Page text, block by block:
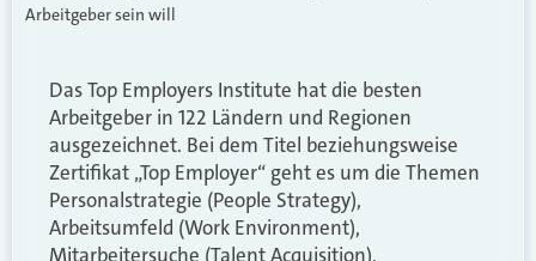
Arbeitgeber sein will
Das Top Employers Institute hat die besten
Arbeitgeber in 122 Ländern und Regionen
ausgezeichnet. Bei dem Titel beziehungsweise
Zertifikat „Top Employer“ geht es um die Themen
Personalstrategie (People Strategy),
Arbeitsumfeld (Work Environment),
Mitarbeitersuche (Talent Acquisition),